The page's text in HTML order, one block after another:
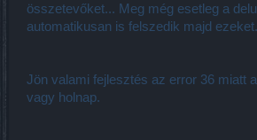
összetevőket... Meg még esetleg a
automatikusan is felszedik majd
Jön valami fejlesztés az error 36 miatt
vagy holnap.